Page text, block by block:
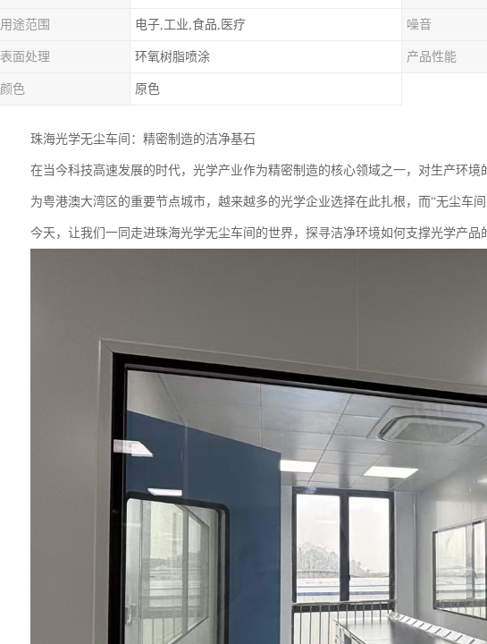
用途范围 电子,工业,食品,医疗 噪音
表面处理 环氧树脂喷涂 产品性能
颜色 原色
珠海光学无尘车间：精密制造的洁净基石
在当今科技高速发展的时代，光学产业作为精密制造的核心领域之一，对生产环
为粤港澳大湾区的重要节点城市，越来越多的光学企业选择在此扎根，而“无尘车
今天，让我们一同走进珠海光学无尘车间的世界，探寻洁净环境如何支撑光学产品